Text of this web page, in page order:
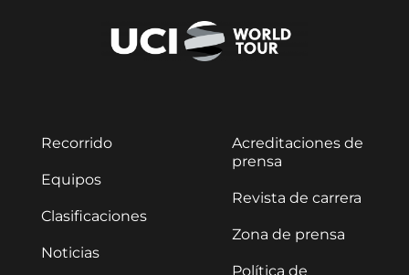
Recorrido
Equipos
Clasificaciones
Noticias
Acreditaciones de
prensa
Revista de carrera
Zona de prensa
Política de